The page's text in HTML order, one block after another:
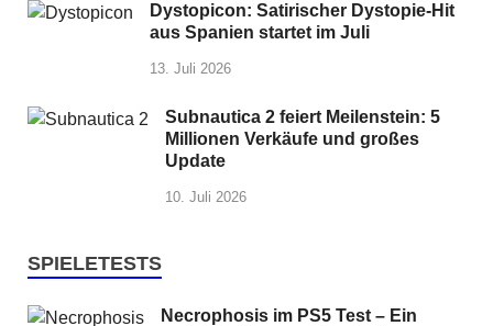
Dystopicon: Satirischer Dystopie-Hit
aus Spanien startet im Juli
13. Juli 2026
Subnautica 2 feiert Meilenstein: 5
Millionen Verkäufe und großes
Update
10. Juli 2026
SPIELETESTS
Necrophosis im PS5 Test – Ein